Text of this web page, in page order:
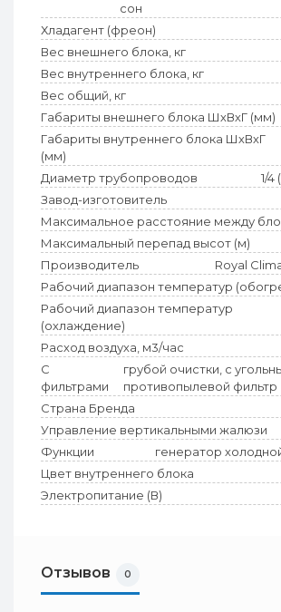
сон
Хладагент (фреон)
Вес внешнего блока, кг
Вес внутреннего блока, кг
Вес общий, кг
Габариты внешнего блока ШхВхГ (мм)
Габариты внутреннего блока ШхВхГ
(мм)
Диаметр трубопроводов
1/4
Завод-изготовитель
Максимальное расстояние между
Максимальный перепад высот (м)
Производитель
Royal
Рабочий диапазон температур
Рабочий диапазон температур
(охлаждение)
Расход воздуха, м3/час
С
фильтрами
грубой очистки, с
противопылевой фильтр
Страна Бренда
Управление вертикальными жалюзи
Функции
генератор
Цвет внутреннего блока
Электропитание (В)
Отзывов 0